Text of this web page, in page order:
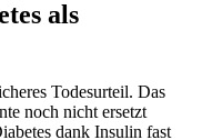
als
Todesurteil. Das
noch nicht ersetzt
dank Insulin fast